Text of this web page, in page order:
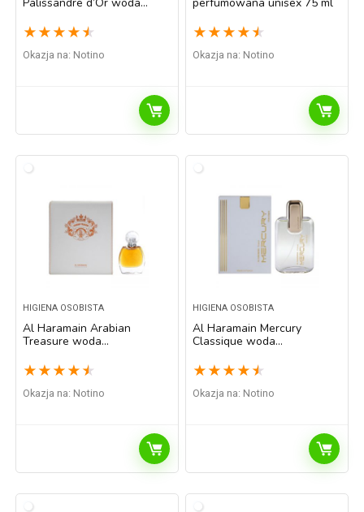
★ ★ ★ ★ ★
Okazja na: Notino
★ ★ ★ ★ ★
Okazja na: Notino
HIGIENA OSOBISTA
Al Haramain Arabian
Treasure woda
★ ★ ★ ★ ★
Okazja na: Notino
HIGIENA OSOBISTA
Al Haramain Mercury
Classique woda
★ ★ ★ ★ ★
Okazja na: Notino